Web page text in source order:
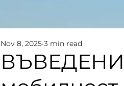
Nov 8, 2025 3 min read